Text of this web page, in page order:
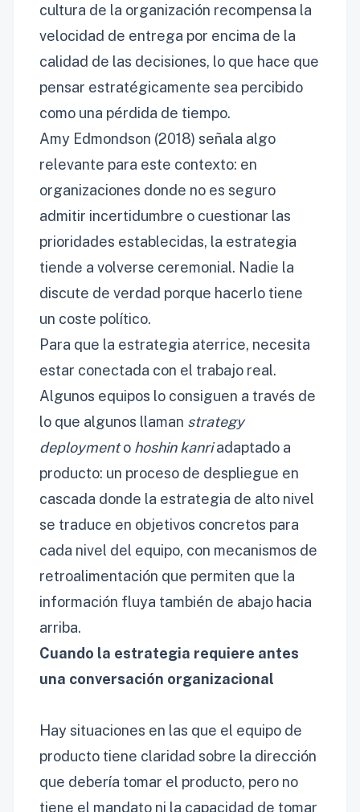
cultura de la organización recompensa la
velocidad de entrega por encima de la
calidad de las decisiones, lo que hace que
pensar estratégicamente sea percibido
como una pérdida de tiempo.
Amy Edmondson (2018) señala algo
relevante para este contexto: en
organizaciones donde no es seguro
admitir incertidumbre o cuestionar las
prioridades establecidas, la estrategia
tiende a volverse ceremonial. Nadie la
discute de verdad porque hacerlo tiene
un coste político.
Para que la estrategia aterrice, necesita
estar conectada con el trabajo real.
Algunos equipos lo consiguen a través de
lo que algunos llaman strategy
deploymento hoshin kanriadaptado a
producto: un proceso de despliegue en
cascada donde la estrategia de alto nivel
se traduce en objetivos concretos para
cada nivel del equipo, con mecanismos de
retroalimentación que permiten que la
información fluya también de abajo hacia
arriba.
Cuando la estrategia requiere antes
una conversación organizacional
Hay situaciones en las que el equipo de
producto tiene claridad sobre la dirección
que debería tomar el producto, pero no
tiene el mandato ni la capacidad de tomar